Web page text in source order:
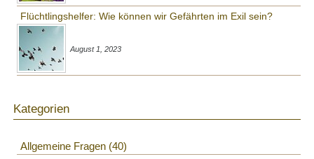
Flüchtlingshelfer: Wie können wir Gefährten im Exil sein?
August 1, 2023
Kategorien
Allgemeine Fragen 40